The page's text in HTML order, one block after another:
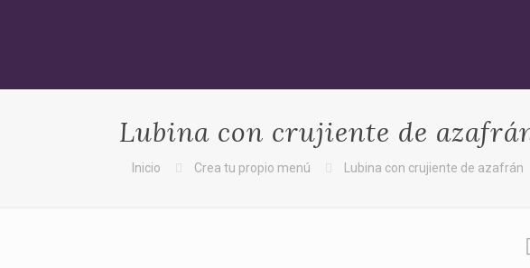
Lubina con crujiente de
Inicio Crea tu propio menú Lubina con crujiente de azafrán